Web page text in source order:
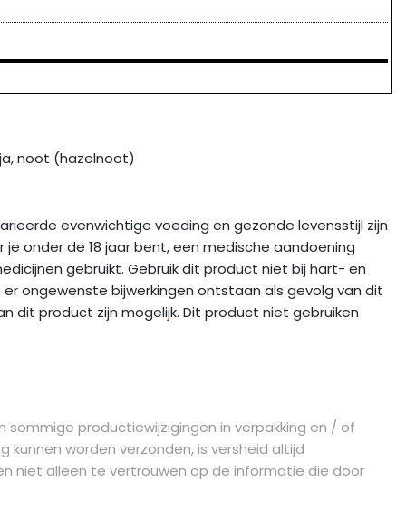
noot (hazelnoot)
evenwichtige voeding en gezonde levensstijl zijn
onder de 18 jaar bent, een medische aandoening
gebruikt. Gebruik dit product niet bij hart- en
ongewenste bijwerkingen ontstaan als gevolg van dit
dit product zijn mogelijk. Dit product niet gebruiken
productiewijzigingen in verpakking en / of
worden verzonden, is versheid altijd
niet alleen te vertrouwen op de informatie die door